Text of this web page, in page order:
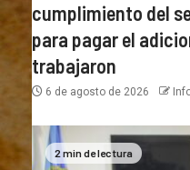
cumplimiento del
para pagar el
trabajaron
6 de agosto de 2026
2 min de lectura